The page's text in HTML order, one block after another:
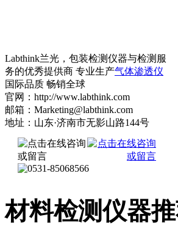
Labthink兰光，包装检测仪器与检测服
务的优秀提供商 专业生产气体渗透仪
国际品质 畅销全球
官网：http://www.labthink.com
邮箱：Marketing@labthink.com
地址：山东·济南市无影山路144号
材料检测仪器